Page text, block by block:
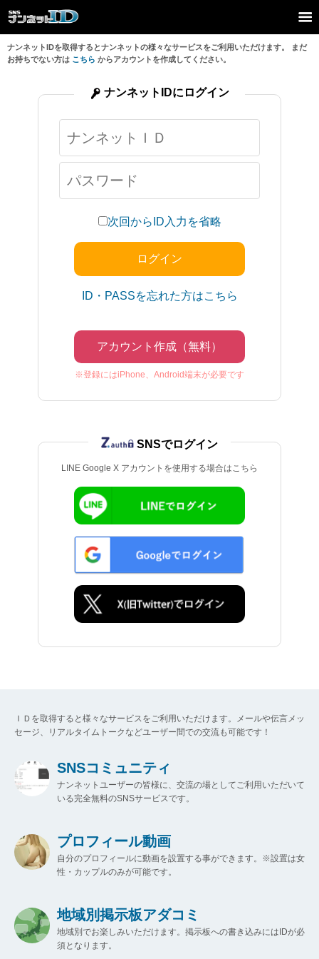
ナンネットIDを取得するとナンネットの様々なサービスをご利用いただけます。 まだ
お持ちでない方は こちら からアカウントを作成してください。
次回からID入力を省略
ID・PASSを忘れた方はこちら
アカウント作成（無料）
※登録にはiPhone、Android端末が必要です
ナンネットIDにログイン
LINE Google X アカウントを使用する場合はこちら
SNSでログイン
ＩＤを取得すると様々なサービスをご利用いただけます。メールや伝言メッ
セージ、リアルタイムトークなどユーザー間での交流も可能です！
SNSコミュニティ
ナンネットユーザーの皆様に、交流の場としてご利用いただいて
いる完全無料のSNSサービスです。
プロフィール動画
自分のプロフィールに動画を設置する事ができます。※設置は女
性・カップルのみが可能です。
地域別掲示板アダコミ
地域別でお楽しみいただけます。掲示板への書き込みにはIDが必
須となります。